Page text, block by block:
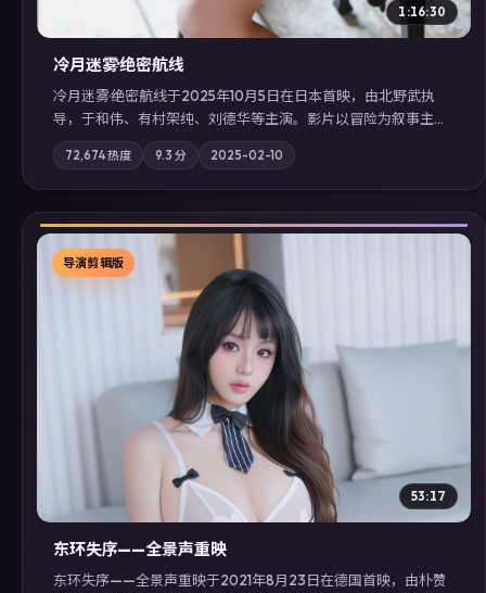
1:16:30
冷月迷雾·绝密航线
冷月迷雾·绝密航线于2025年10月5日在日本首映，由北野武执
导，于和伟、有村架纯、刘德华等主演。影片以冒险为叙事主
轴，记忆碎片重组后，主角发现自己从未活过“真实”的一天；摄
影与配乐强化地域气质；站内亦可通过「国产免费观看高清电视
剧在线看」延展检索同类型高分佳作，畅享高清在线追剧体验。
72,674热度 9.3 分 2025-02-10
▶
导演剪辑版
53:17
东环失序——全景声重映
东环失序——全景声重映于2021年8月23日在德国首映，由朴赞